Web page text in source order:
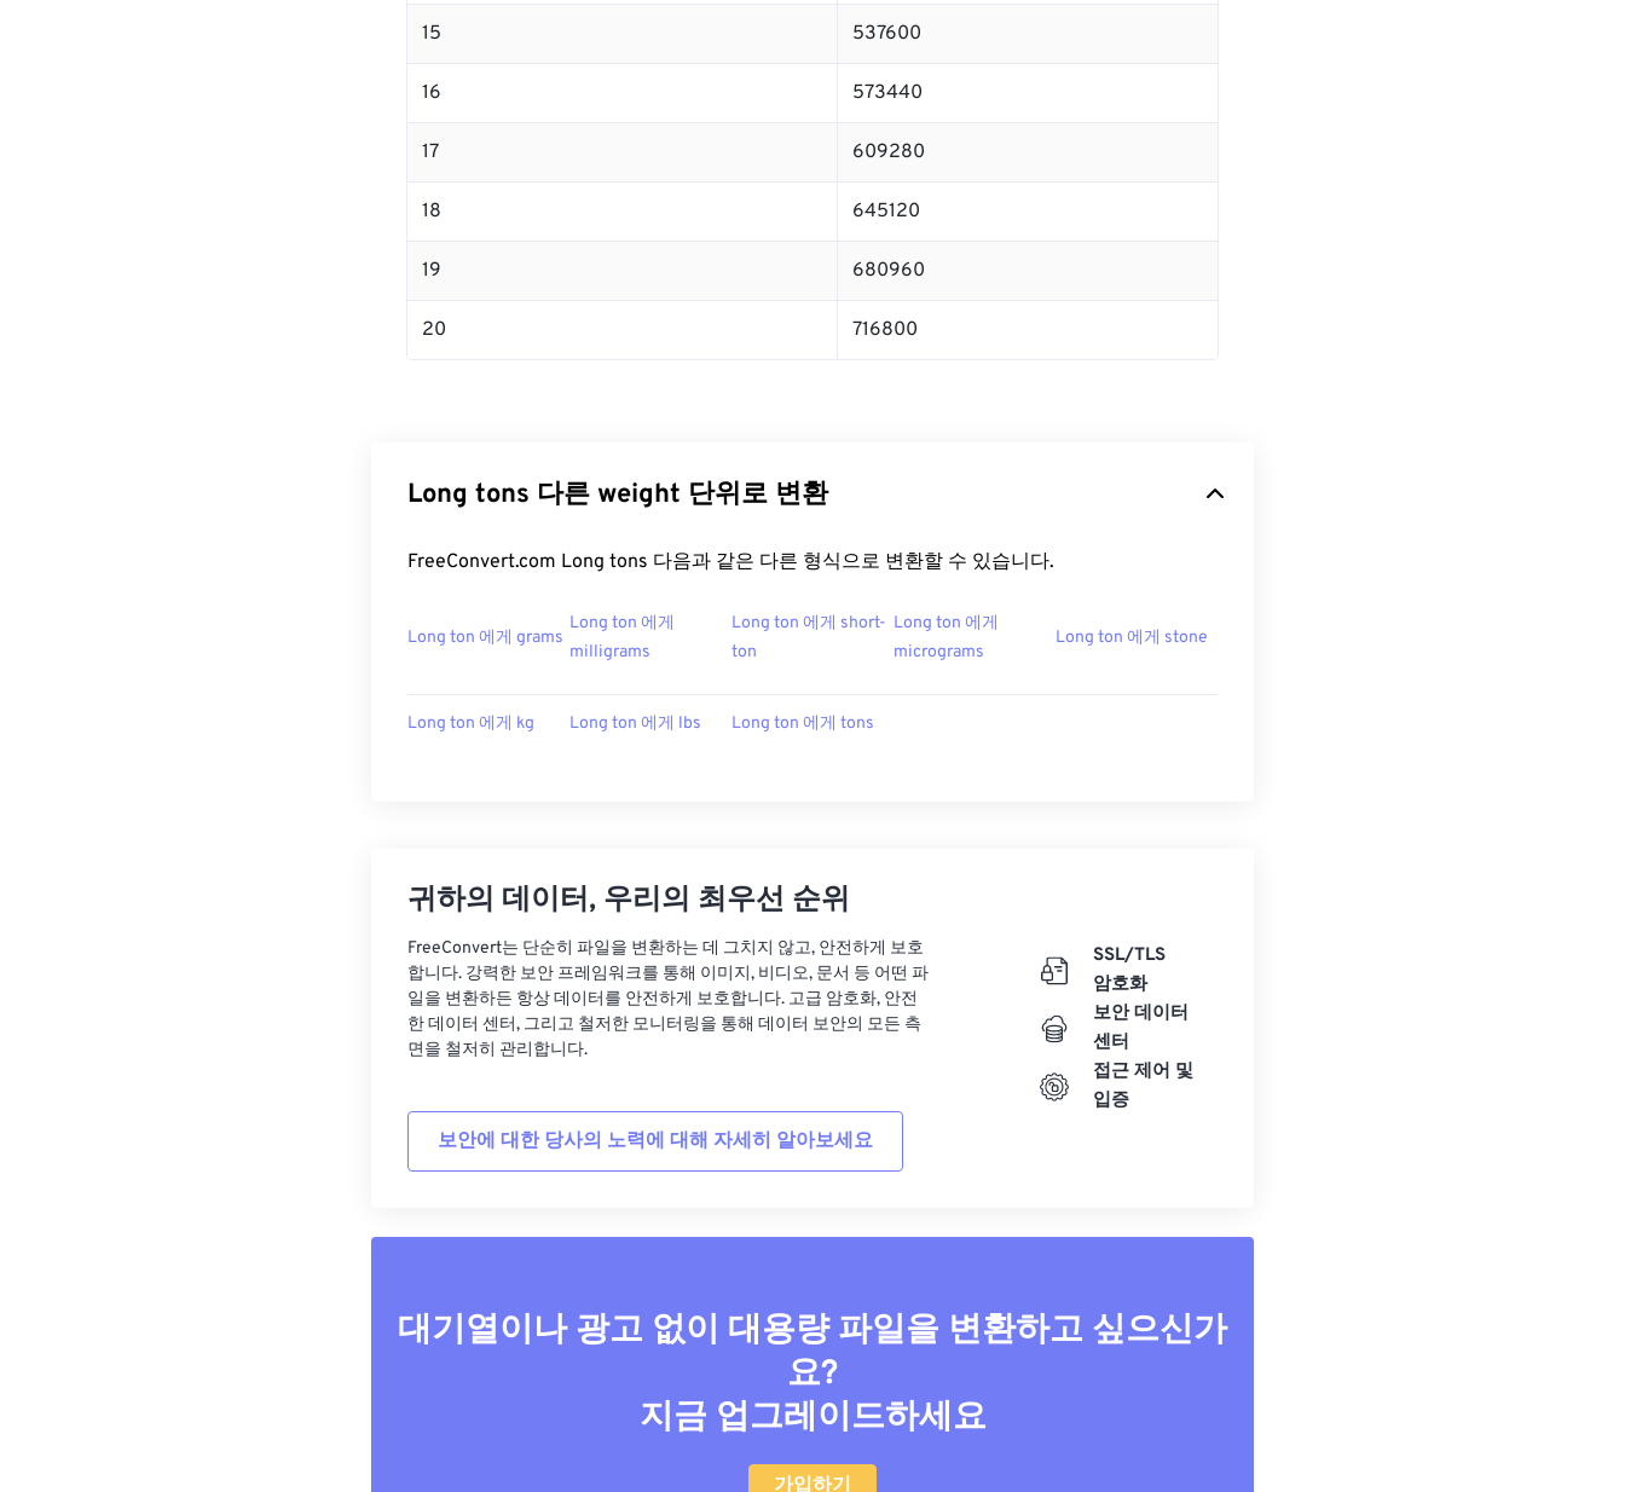
15 537600
16 573440
17 609280
18 645120
19 680960
20 716800
Long tons 다른 weight 단위로 변환
FreeConvert.com Long tons 다음과 같은 다른 형식으로 변환할 수 있습니다.
Long ton 에게 grams
Long ton 에게
milligrams
Long ton 에게 short-
ton
Long ton 에게
micrograms
Long ton 에게 stone
Long ton 에게 kg Long ton 에게 lbs Long ton 에게 tons
귀하의 데이터, 우리의 최우선 순위
FreeConvert는 단순히 파일을 변환하는 데 그치지 않고, 안전하게 보호
합니다. 강력한 보안 프레임워크를 통해 이미지, 비디오, 문서 등 어떤 파
일을 변환하든 항상 데이터를 안전하게 보호합니다. 고급 암호화, 안전
한 데이터 센터, 그리고 철저한 모니터링을 통해 데이터 보안의 모든 측
면을 철저히 관리합니다.
보안에 대한 당사의 노력에 대해 자세히 알아보세요
SSL/TLS
암호화
보안 데이터
센터
접근 제어 및
입증
대기열이나 광고 없이 대용량 파일을 변환하고 싶으신가
요?
지금 업그레이드하세요
가입하기